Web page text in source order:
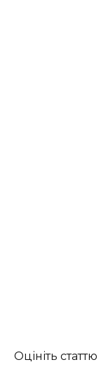
Оцініть статтю